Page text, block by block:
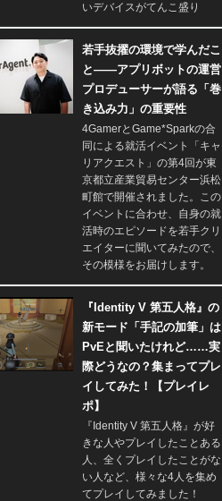
いデバイスがてんこ盛り
若手抜擢の環境で学んだこ
と――アプリボットの運営
プロデューサーが語る「巻
き込み力」の重要性
4GamerとGame*Sparkの合
同による就活イベント「キャ
リアクエスト」の第4回が東
京都立産業貿易センター浜松
町館で開催されました。この
イベントに合わせ、自身の就
活時のエピソードを若手クリ
エイターに聞いてみたので、
その模様をお届けします。
『Identity V 第五人格』の
新モード「手記の加筆」は
PvEと聞いたけれど……実
際どうなの？集まってプレ
イしてみた！【プレイレ
ポ】
『Identity V 第五人格』が好
きな人やプレイしたことある
人、全くプレイしたことがな
い人など、様々な4人を集め
てプレイしてみました！